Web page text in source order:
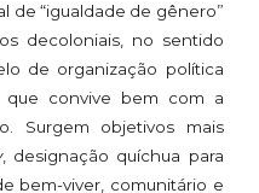
de “igualdade de gênero”
decoloniais, no sentido
de organização política
que convive bem com a
Surgem objetivos mais
, designação quíchua para
bem-viver, comunitário e